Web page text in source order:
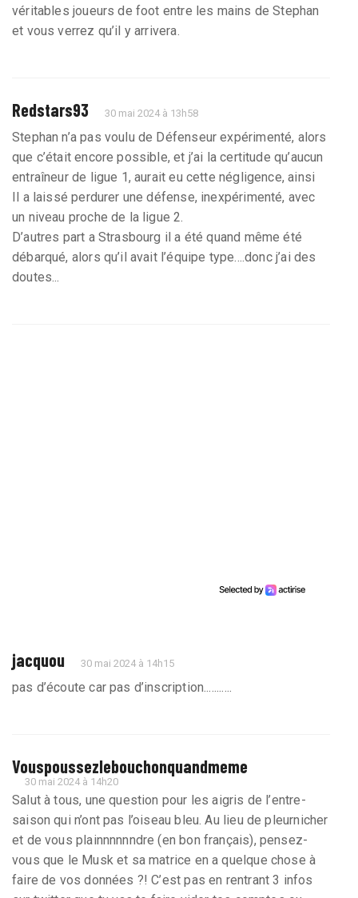
véritables joueurs de foot entre les mains de Stephan
et vous verrez qu’il y arrivera.
Redstars93 30 mai 2024 à 13h58
Stephan n’a pas voulu de Défenseur expérimenté, alors
que c’était encore possible, et j’ai la certitude qu’aucun
entraîneur de ligue 1, aurait eu cette négligence, ainsi
Il a laissé perdurer une défense, inexpérimenté, avec
un niveau proche de la ligue 2.
D’autres part a Strasbourg il a été quand même été
débarqué, alors qu’il avait l’équipe type....donc j’ai des
doutes...
jacquou 30 mai 2024 à 14h15
pas d’écoute car pas d’inscription...........
Vouspoussezlebouchonquandmeme
30 mai 2024 à 14h20
Salut à tous, une question pour les aigris de l’entre-
saison qui n’ont pas l’oiseau bleu. Au lieu de pleurnicher
et de vous plainnnnnndre (en bon français), pensez-
vous que le Musk et sa matrice en a quelque chose à
faire de vos données ?! C’est pas en rentrant 3 infos